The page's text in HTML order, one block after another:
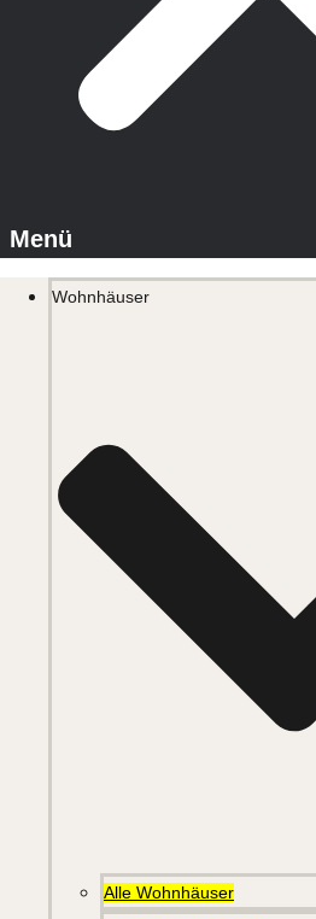
Wohnhäuser
Alle Wohnhäuser